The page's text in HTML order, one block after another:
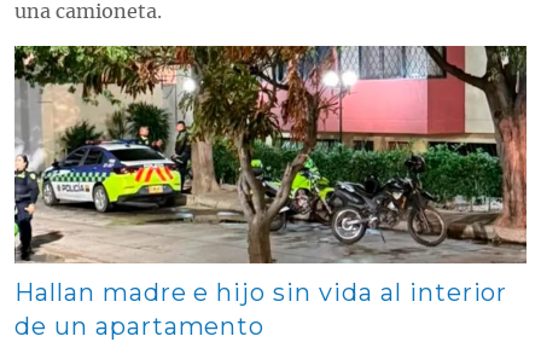
una camioneta.
Contenido multimedia principal
Hallan madre e hijo sin vida al interior
de un apartamento